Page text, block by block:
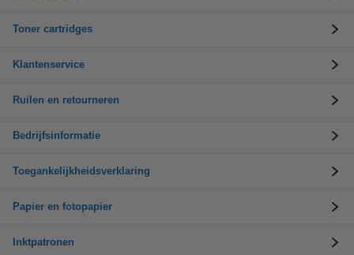
Toner cartridges
Klantenservice
Ruilen en retourneren
Bedrijfsinformatie
Toegankelijkheidsverklaring
Papier en fotopapier
Inktpatronen